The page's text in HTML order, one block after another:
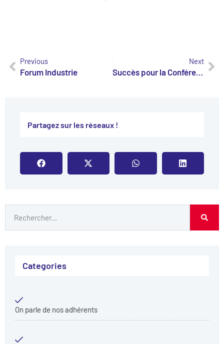
Previous
Forum Industrie
Next
Succès pour la Conférence-débat Génération Y et Z: comment les intégrer dans l’entreprise ?
Partagez sur les réseaux !​
Categories
On parle de nos adhérents